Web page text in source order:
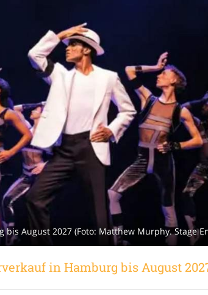
August 2027 (Foto: Matthew Murphy. Stage
in Hamburg bis August